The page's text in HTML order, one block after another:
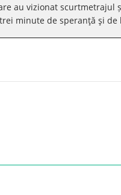
au vizionat scurtmetrajul
minute de speranţă şi de